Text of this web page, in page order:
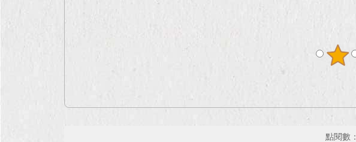
點閱數：